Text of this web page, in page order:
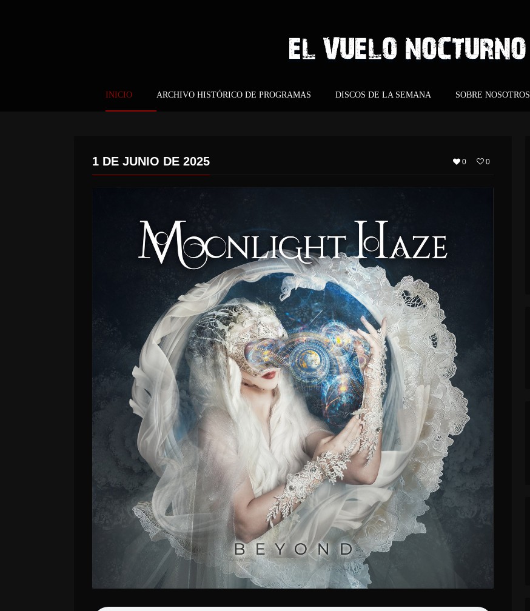
INICIO ARCHIVO HISTÓRICO DE PROGRAMAS DISCOS DE LA SEMANA SOBRE NOSOTROS
0 0
1 DE JUNIO DE 2025